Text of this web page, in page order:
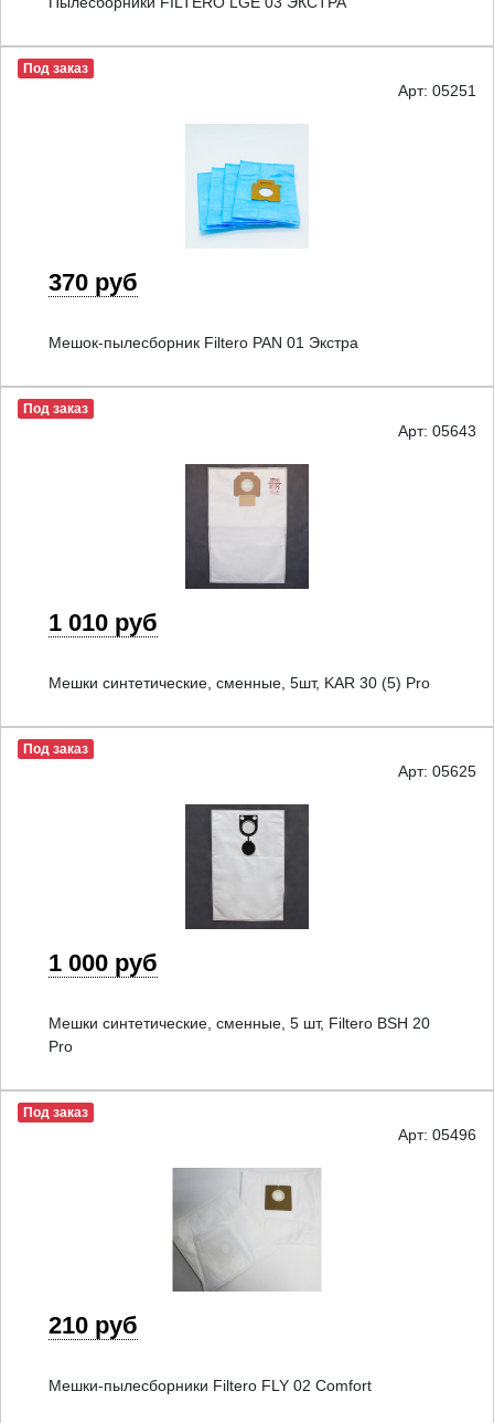
Под заказ
Арт: 05251
370 руб
Мешок-пылесборник Filtero PAN 01 Экстра
Под заказ
Арт: 05643
1 010 руб
Мешки синтетические, сменные, 5шт, KAR 30 (5) Pro
Под заказ
Арт: 05625
1 000 руб
Мешки синтетические, сменные, 5 шт, Filtero BSH 20
Pro
Под заказ
Арт: 05496
210 руб
Мешки-пылесборники Filtero FLY 02 Comfort